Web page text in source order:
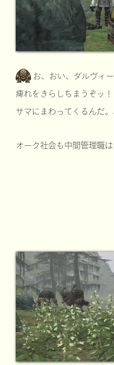
お、おい、ダルヴィ
痺れをきらしちまうぞッ
サマにまわってくるんだ。
オーク社会も中間管理職は